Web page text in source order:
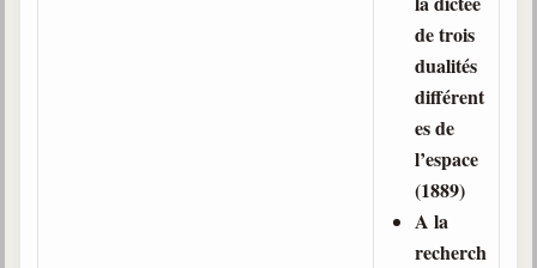
de trois
dualités
différent
es de
l’espace
(1889)
A la
recherch